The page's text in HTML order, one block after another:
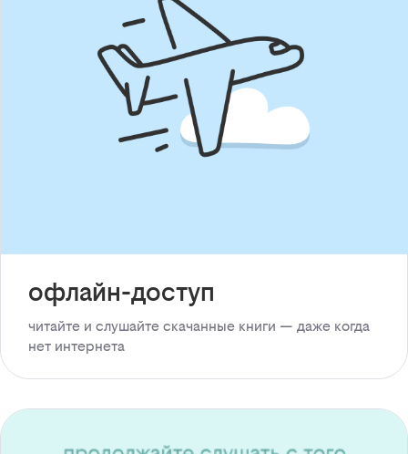
офлайн-доступ
читайте и слушайте скачанные книги — даже когда
нет интернета